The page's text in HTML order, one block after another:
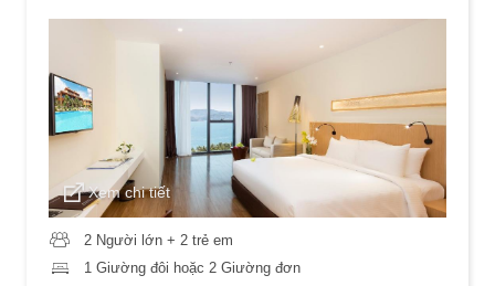
Xem chi tiết
2 Người lớn + 2 trẻ em
1 Giường đôi hoặc 2 Giường đơn